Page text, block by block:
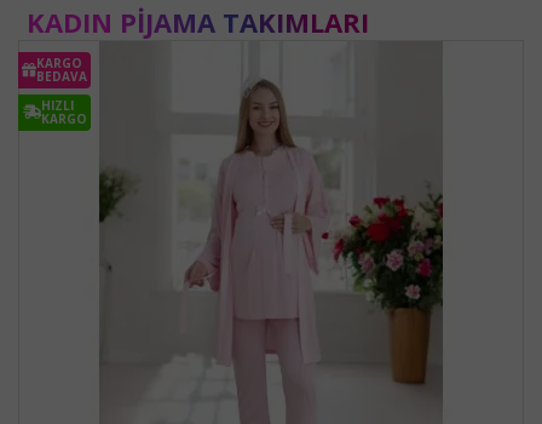
KADIN PIJAMA TAKIMLARI
KARGO
BEDAVA
HIZLI
KARGO